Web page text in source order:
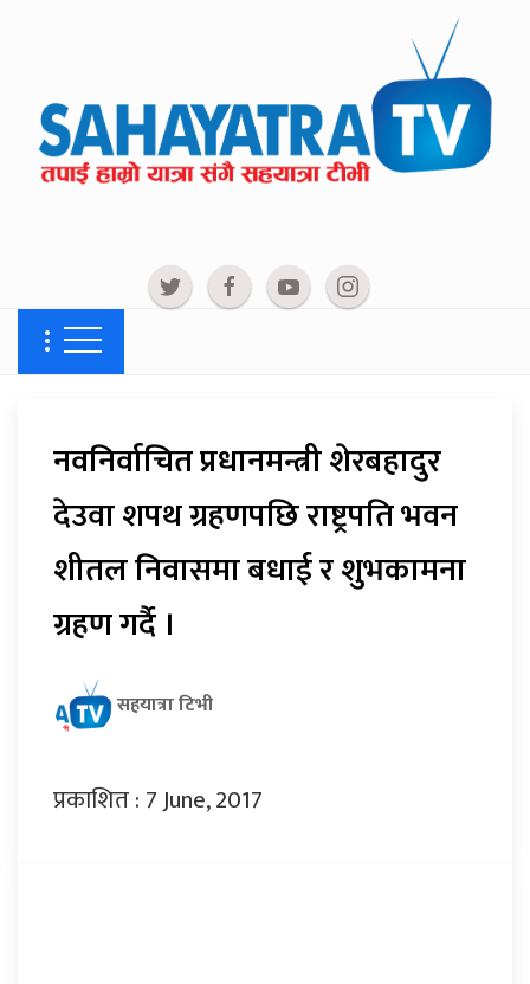
नवनिर्वाचित प्रधानमन्त्री शेरबहादुर
देउवा शपथ ग्रहणपछि राष्ट्रपति भवन
शीतल निवासमा बधाई र शुभकामना
ग्रहण गर्दै ।
सहयात्रा टिभी
प्रकाशित : 7 June, 2017